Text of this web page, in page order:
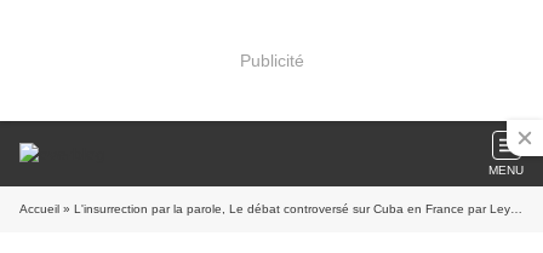
Publicité
MENU
Accueil » L'insurrection par la parole, Le débat controversé sur Cuba en France par Leyde E. Rodriguez Hernández